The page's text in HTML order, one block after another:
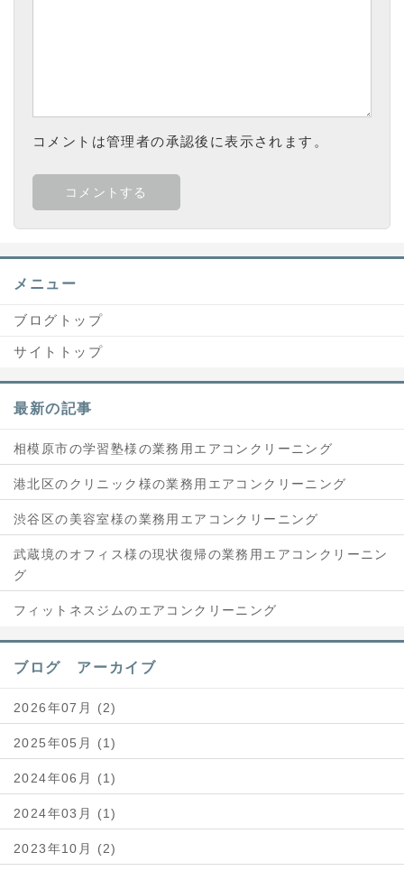
コメントは管理者の承認後に表示されます。
メニュー
ブログトップ
サイトトップ
最新の記事
相模原市の学習塾様の業務用エアコンクリーニング
港北区のクリニック様の業務用エアコンクリーニング
渋谷区の美容室様の業務用エアコンクリーニング
武蔵境のオフィス様の現状復帰の業務用エアコンクリーニン
グ
フィットネスジムのエアコンクリーニング
ブログ アーカイブ
2026年07月 (2)
2025年05月 (1)
2024年06月 (1)
2024年03月 (1)
2023年10月 (2)